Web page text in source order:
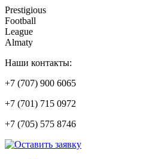
Prestigious
Football
League
Almaty
Наши контакты:
+7 (707) 900 6065
+7 (701) 715 0972
+7 (705) 575 8746